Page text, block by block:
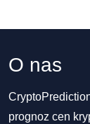
O nas
prognoz cen